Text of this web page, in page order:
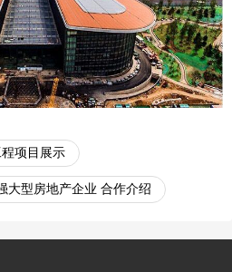
项目展示
大型房地产企业 合作介绍